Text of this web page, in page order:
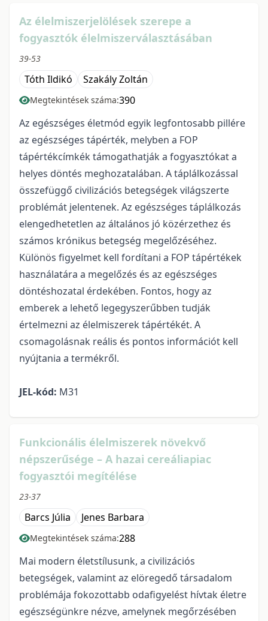
Az élelmiszerjelölések szerepe a
fogyasztók élelmiszerválasztásában
39-53
Tóth Ildikó Szakály Zoltán
Megtekintések száma:390
Az egészséges életmód egyik legfontosabb pillére
az egészséges tápérték, melyben a FOP
tápértékcímkék támogathatják a fogyasztókat a
helyes döntés meghozatalában. A táplálkozással
összefüggő civilizációs betegségek világszerte
problémát jelentenek. Az egészséges táplálkozás
elengedhetetlen az általános jó közérzethez és
számos krónikus betegség megelőzéséhez.
Különös figyelmet kell fordítani a FOP tápértékek
használatára a megelőzés és az egészséges
döntéshozatal érdekében. Fontos, hogy az
emberek a lehető legegyszerűbben tudják
értelmezni az élelmiszerek tápértékét. A
csomagolásnak reális és pontos információt kell
nyújtania a termékről.
JEL-kód: M31
Funkcionális élelmiszerek növekvő
népszerűsége – A hazai cereáliapiac
fogyasztói megítélése
23-37
Barcs Júlia Jenes Barbara
Megtekintések száma:288
Mai modern életstílusunk, a civilizációs
betegségek, valamint az elöregedő társadalom
problémája fokozottabb odafigyelést hívtak életre
egészségünkre nézve, amelynek megőrzésében